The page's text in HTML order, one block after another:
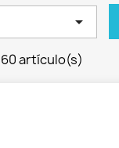

artículo(s)